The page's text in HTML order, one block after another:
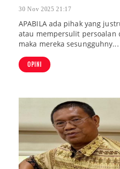
30 Nov 2025 21:17
APABILA ada pihak yang
atau mempersulit persoalan
maka mereka sesungguhny...
OPINI